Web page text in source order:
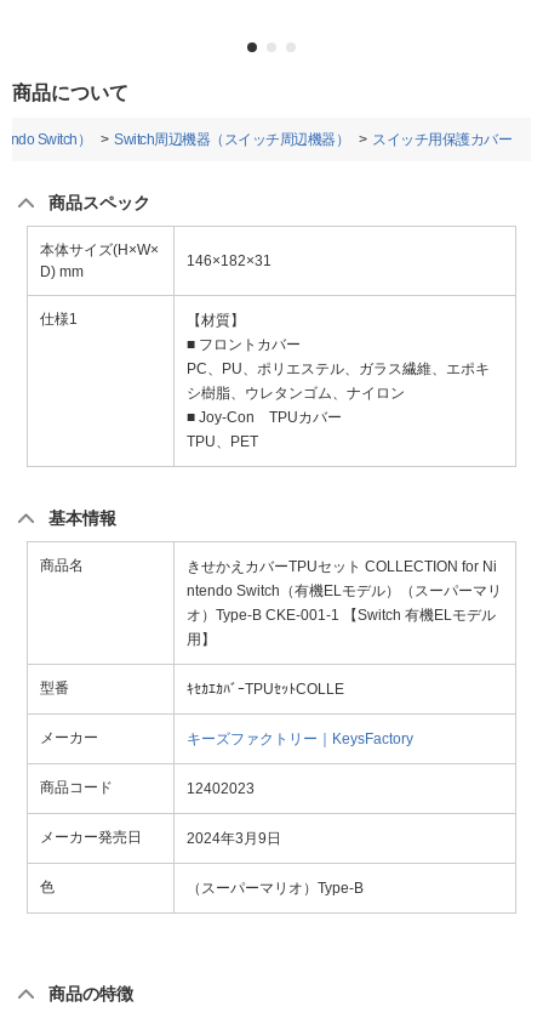
商品について
Switch） Switch周辺機器（スイッチ周辺機器） スイッチ用保護カバー
商品スペック
本体サイズ(H×W×
D) mm
146×182×31
仕様1
【材質】
■ フロントカバー
PC、PU、ポリエステル、ガラス繊維、エポキ
シ樹脂、ウレタンゴム、ナイロン
■ Joy-Con TPUカバー
TPU、PET
基本情報
商品名
きせかえカバーTPUセット COLLECTION for Ni
ntendo Switch（有機ELモデル）（スーパーマリ
オ）Type-B CKE-001-1 【Switch 有機ELモデル
用】
型番 ｷｾｶｴｶﾊﾞｰTPUｾｯﾄCOLLE
メーカー キーズファクトリー｜KeysFactory
商品コード 12402023
メーカー発売日 2024年3月9日
色 （スーパーマリオ）Type-B
商品の特徴